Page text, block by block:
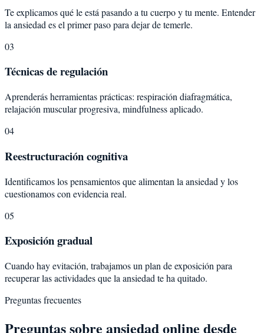
Te explicamos qué le está pasando a tu cuerpo y tu mente. Entender
la ansiedad es el primer paso para dejar de temerle.
03
Técnicas de regulación
Aprenderás herramientas prácticas: respiración diafragmática,
relajación muscular progresiva, mindfulness aplicado.
04
Reestructuración cognitiva
Identificamos los pensamientos que alimentan la ansiedad y los
cuestionamos con evidencia real.
05
Exposición gradual
Cuando hay evitación, trabajamos un plan de exposición para
recuperar las actividades que la ansiedad te ha quitado.
Preguntas frecuentes
Preguntas sobre ansiedadonline desde